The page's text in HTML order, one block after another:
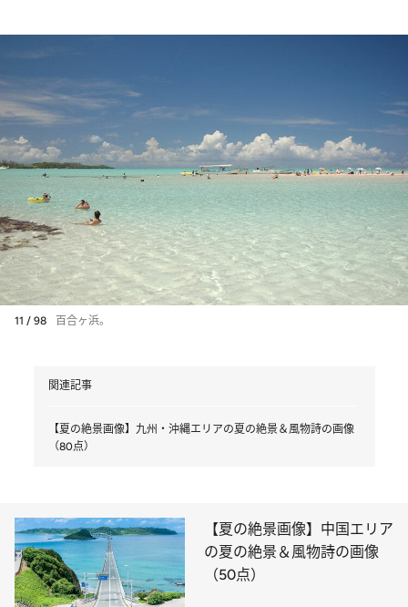
11 / 98 百合ヶ浜。
関連記事
【夏の絶景画像】九州・沖縄エリアの夏の絶景＆風物詩の画像
（80点）
【夏の絶景画像】中国エリア
の夏の絶景＆風物詩の画像
（50点）